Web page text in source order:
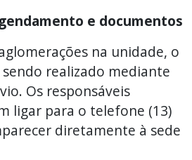
e documentos
na unidade, o
realizado mediante
Os responsáveis
ligar para o telefone (13)
diretamente à sede